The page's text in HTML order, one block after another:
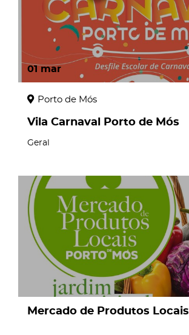
01 mar
Porto de Mós
Vila Carnaval Porto de Mós
Geral
Mercado de Produtos Locais